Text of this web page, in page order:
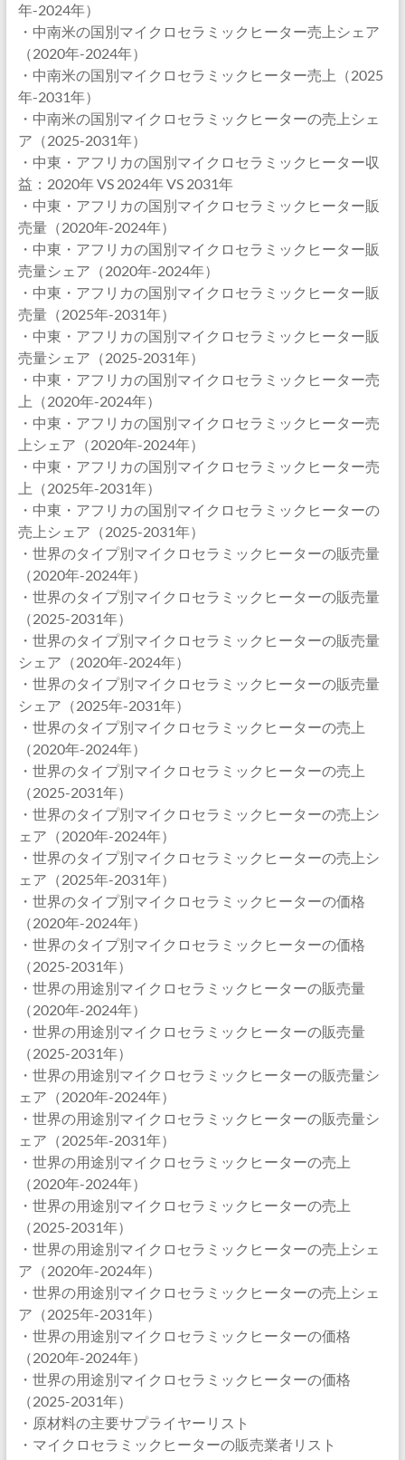
年-2024年）
・中南米の国別マイクロセラミックヒーター売上シェア
（2020年-2024年）
・中南米の国別マイクロセラミックヒーター売上（2025
年-2031年）
・中南米の国別マイクロセラミックヒーターの売上シェ
ア（2025-2031年）
・中東・アフリカの国別マイクロセラミックヒーター収
益：2020年 VS 2024年 VS 2031年
・中東・アフリカの国別マイクロセラミックヒーター販
売量（2020年-2024年）
・中東・アフリカの国別マイクロセラミックヒーター販
売量シェア（2020年-2024年）
・中東・アフリカの国別マイクロセラミックヒーター販
売量（2025年-2031年）
・中東・アフリカの国別マイクロセラミックヒーター販
売量シェア（2025-2031年）
・中東・アフリカの国別マイクロセラミックヒーター売
上（2020年-2024年）
・中東・アフリカの国別マイクロセラミックヒーター売
上シェア（2020年-2024年）
・中東・アフリカの国別マイクロセラミックヒーター売
上（2025年-2031年）
・中東・アフリカの国別マイクロセラミックヒーターの
売上シェア（2025-2031年）
・世界のタイプ別マイクロセラミックヒーターの販売量
（2020年-2024年）
・世界のタイプ別マイクロセラミックヒーターの販売量
（2025-2031年）
・世界のタイプ別マイクロセラミックヒーターの販売量
シェア（2020年-2024年）
・世界のタイプ別マイクロセラミックヒーターの販売量
シェア（2025年-2031年）
・世界のタイプ別マイクロセラミックヒーターの売上
（2020年-2024年）
・世界のタイプ別マイクロセラミックヒーターの売上
（2025-2031年）
・世界のタイプ別マイクロセラミックヒーターの売上シ
ェア（2020年-2024年）
・世界のタイプ別マイクロセラミックヒーターの売上シ
ェア（2025年-2031年）
・世界のタイプ別マイクロセラミックヒーターの価格
（2020年-2024年）
・世界のタイプ別マイクロセラミックヒーターの価格
（2025-2031年）
・世界の用途別マイクロセラミックヒーターの販売量
（2020年-2024年）
・世界の用途別マイクロセラミックヒーターの販売量
（2025-2031年）
・世界の用途別マイクロセラミックヒーターの販売量シ
ェア（2020年-2024年）
・世界の用途別マイクロセラミックヒーターの販売量シ
ェア（2025年-2031年）
・世界の用途別マイクロセラミックヒーターの売上
（2020年-2024年）
・世界の用途別マイクロセラミックヒーターの売上
（2025-2031年）
・世界の用途別マイクロセラミックヒーターの売上シェ
ア（2020年-2024年）
・世界の用途別マイクロセラミックヒーターの売上シェ
ア（2025年-2031年）
・世界の用途別マイクロセラミックヒーターの価格
（2020年-2024年）
・世界の用途別マイクロセラミックヒーターの価格
（2025-2031年）
・原材料の主要サプライヤーリスト
・マイクロセラミックヒーターの販売業者リスト